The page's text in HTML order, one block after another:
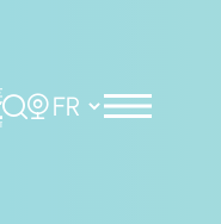
Rechercher
Choisir la langue